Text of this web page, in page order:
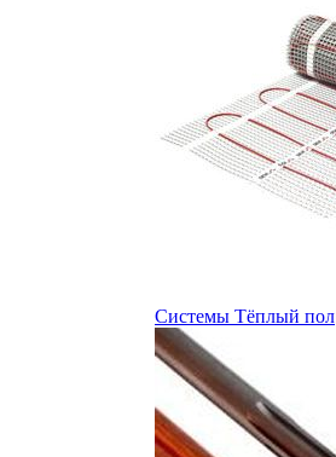
Системы Тёплый пол